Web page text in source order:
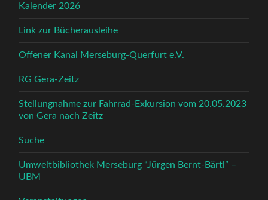
Kalender 2026
Link zur Bücherausleihe
Offener Kanal Merseburg-Querfurt e.V.
RG Gera-Zeitz
Stellungnahme zur Fahrrad-Exkursion vom 20.05.2023
von Gera nach Zeitz
Suche
Umweltbibliothek Merseburg “Jürgen Bernt-Bärtl” –
UBM